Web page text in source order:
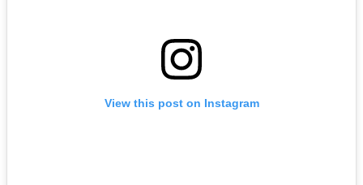
View this post on Instagram